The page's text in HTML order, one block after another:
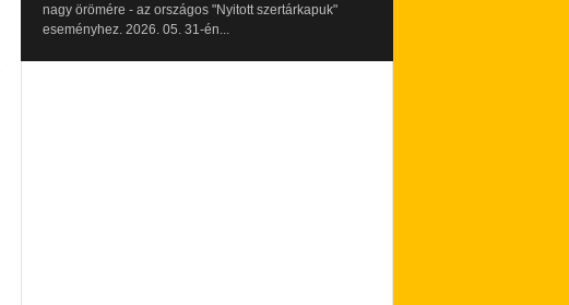
nagy örömére - az országos "Nyitott szertárkapuk"
eseményhez. 2026. 05. 31-én...